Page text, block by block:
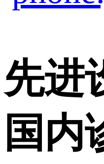
先进
国内